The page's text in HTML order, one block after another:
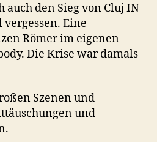
den Sieg von Cluj IN
Eine
Römer im eigenen
Die Krise war damals
Szenen und
und